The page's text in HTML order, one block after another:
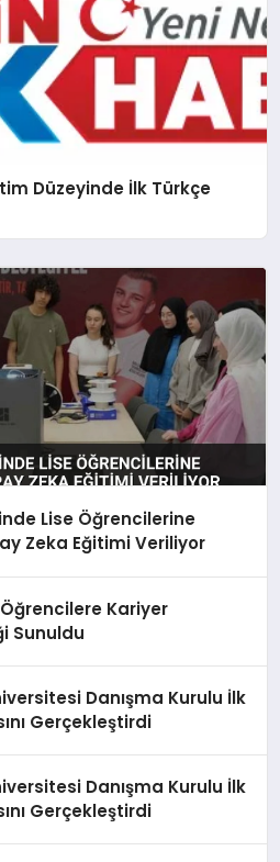
Düzeyinde İlk Türkçe
Lise Öğrencilerine
Zeka Eğitimi Veriliyor
Kariyer
Sunuldu
Danışma Kurulu İlk
Gerçekleştirdi
Danışma Kurulu İlk
Gerçekleştirdi